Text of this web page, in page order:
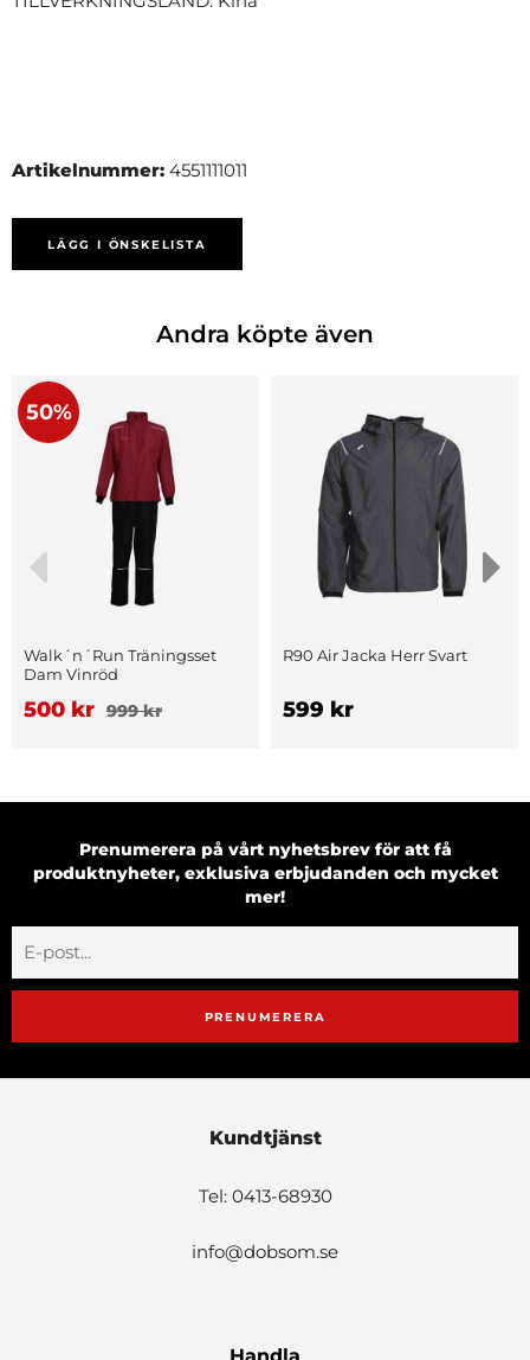
Artikelnummer: 4551111011
LÄGG I ÖNSKELISTA
Andra köpte även
50%
Walk´n´Run Träningsset
Dam Vinröd
500 kr 999 kr
R90 Air Jacka Herr Svart
599 kr
Prenumerera på vårt nyhetsbrev för att få
produktnyheter, exklusiva erbjudanden och mycket
mer!
PRENUMERERA
Kundtjänst
Tel: 0413-68930
info@dobsom.se
Handla